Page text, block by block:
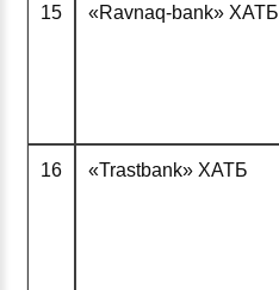
15 «Ravnaq-bank» ХАТБ
16 «Trastbank» ХАТБ